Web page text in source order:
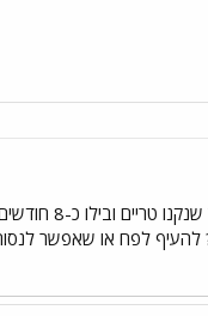
(באיטליז הקבוע) ואוחסנו בערך 8~10